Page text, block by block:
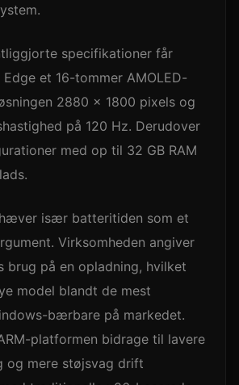
specifikationer får
et 16-tommer AMOLED-
2880 × 1800 pixels og
på 120 Hz. Derudover
med op til 32 GB RAM
især batteritiden som et
Virksomheden angiver
brug på en opladning, hvilket
model blandt de mest
bærbare på markedet.
platformen bidrage til lavere
og mere støjsvag drift